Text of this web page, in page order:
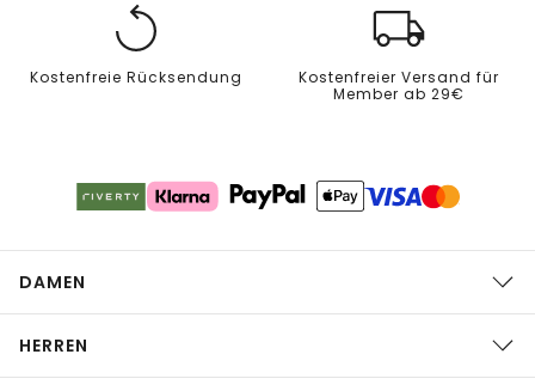
Kostenfreie Rücksendung
Kostenfreier Versand für
Member ab 29€
DAMEN
HERREN